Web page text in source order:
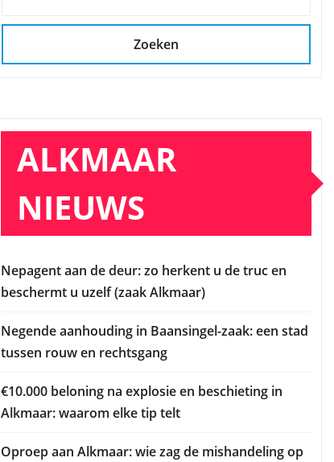
Zoeken
ALKMAAR
NIEUWS
Nepagent aan de deur: zo herkent u de truc en
beschermt u uzelf (zaak Alkmaar)
Negende aanhouding in Baansingel-zaak: een stad
tussen rouw en rechtsgang
€10.000 beloning na explosie en beschieting in
Alkmaar: waarom elke tip telt
Oproep aan Alkmaar: wie zag de mishandeling op